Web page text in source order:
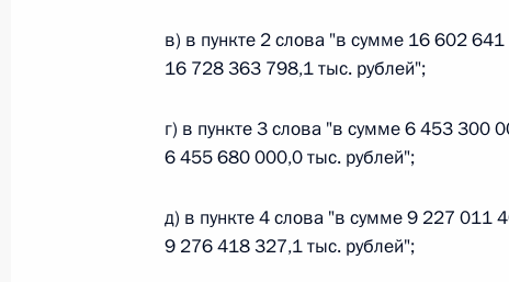
О внесении изменения в статью 2
и добровольчестве (волонтерстве)»
в) в пункте 2 слова "в сумме 16 602
16 728 363 798,1 тыс. рублей";
г) в пункте 3 слова "в сумме 6 453 300
6 455 680 000,0 тыс. рублей";
д) в пункте 4 слова "в сумме 9 227 011
9 276 418 327,1 тыс. рублей";